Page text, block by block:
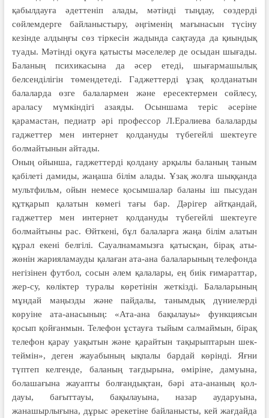
қабылдауға әдеттеніп алады, мәтінді тыңдау, сөздерді
сөйлемдерге байланыстыру, әңгіменің мағынасын түсіну
кезінде алдыңғы сөз тіркесін жадында сақ­тауда да қиындық
туады. Мәтінді оқуға қатысты мәселелер де осыдан шығады.
Баланың психикасына да әсер етеді, шығармашылық
белсенділігін төмендетеді. Гаджеттерді ұзақ қолда­натын
балаларда өзге балалармен және ересектермен сөйлесу,
араласу мүмкін­дігі азаяды. Осыншама теріс әсеріне
қарамастан, педиатр әрі профессор Л.Ералиева балаларды
гаджеттер мен интернет қолдануды түбегейлі шектеуге
болмайтынын айтады.
Оның ойынша, гаджеттерді қолдану арқылы баланың таным
қабілеті дамиды, жаңаша білім алады. Ұзақ жолға шыққанда
мультфильм, ойын немесе қосымшалар баланы іш пысудан
құтқарып қалатын көмегі тағы бар. Дәрігер айтқандай,
гаджеттер мен интернет қолдануды түбегейлі шектеуге
болмайтыны рас. Өйткені, бұл балаларға жаңа білім алатын
құрал екені белгілі. Сауал­намамызға қатысқан, бірақ аты-
жөнін жарияламауды қалаған ата-ана бала­ла­рының телефонда
негізінен футбол, сосын әлем қалалары, ең биік ғимараттар,
жер-су, көліктер туралы көретінін жеткізді. Бала­­ларының
мұн­дай маңызды және пайдалы, танымдық дүниелерді
көруіне ата-ана­­сының: «Ата-ана бақылауы» функция­сын
қосып қойғанмын. Телефон ұстауға ты­йым салмаймын, бірақ
телефон қарау уа­қытын және қарайтын тақырыптарын шек­
теймін», деген жауабының ықпалы бардай көрінді. Яғни
түптеп келгенде, баланың тағ­дырына, өміріне, дамуына,
болашағына жа­уапты болғандықтан, бәрі ата-ананың қол­
дауы, бағыт­тауы, бақылауына, назар аударуына,
жанашырлығына, дұрыс әре­ке­тіне байланысты, кей жағдайда